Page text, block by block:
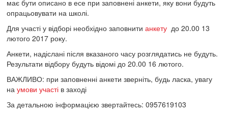
має бути описано в есе при заповнені анкети, яку вони будуть
опрацьовувати на школі.
Для участі у відборі необхідно заповнити анкетудо 20.00 13
лютого 2017 року.
Анкети, надіслані після вказаного часу розглядатись не будуть.
Результати відбору будуть відомі до 20.00 16 лютого.
ВАЖЛИВО: при заповненні анкети зверніть, будь ласка, увагу
на умови участів заході
За детальною інформацією звертайтесь: 0957619103